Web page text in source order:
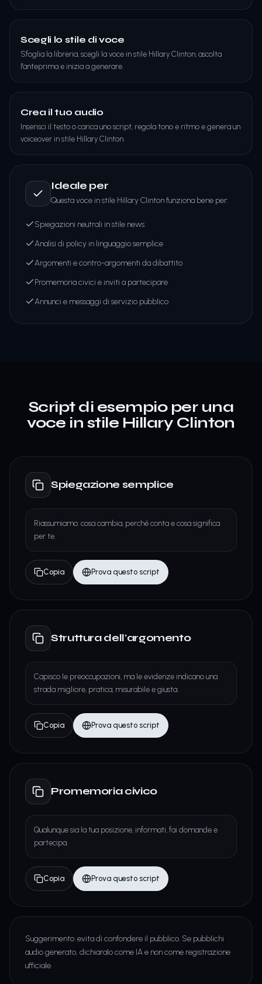
Scegli lo stile di voce
Sfoglia la libreria, scegli la voce in stile Hillary Clinton, ascolta
l'anteprima e inizia a generare.
Crea il tuo audio
Inserisci il testo o carica uno script, regola tono e ritmo e genera un
voiceover in stile Hillary Clinton.
Ideale per
Questa voce in stile Hillary Clinton funziona bene per:
Spiegazioni neutrali in stile news
Analisi di policy in linguaggio semplice
Argomenti e contro-argomenti da dibattito
Promemoria civici e inviti a partecipare
Annunci e messaggi di servizio pubblico
Script di esempio per una
voce in stile Hillary Clinton
Spiegazione semplice
Riassumiamo: cosa cambia, perché conta e cosa significa
per te.
Copia Prova questo script
Struttura dell'argomento
Capisco le preoccupazioni, ma le evidenze indicano una
strada migliore, pratica, misurabile e giusta.
Copia Prova questo script
Promemoria civico
Qualunque sia la tua posizione, informati, fai domande e
partecipa.
Copia Prova questo script
Suggerimento: evita di confondere il pubblico. Se pubblichi
audio generato, dichiaralo come IA e non come registrazione
ufficiale.